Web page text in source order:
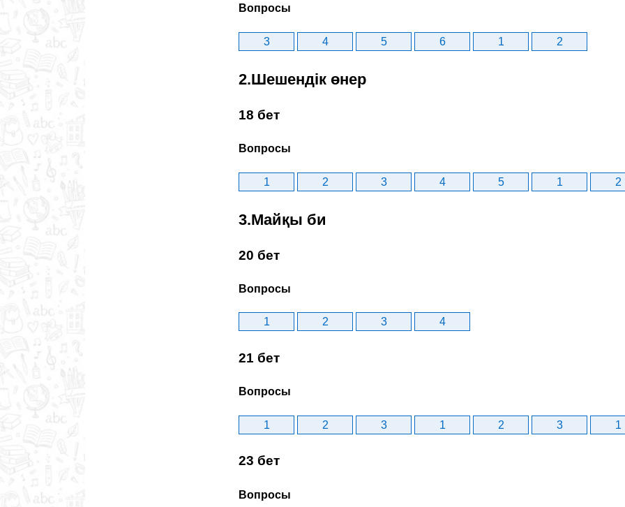
Вопросы
3 4 5 6 1 2
2.Шешендік өнер
18 бет
Вопросы
1 2 3 4 5 1 2
3.Майқы би
20 бет
Вопросы
1 2 3 4
21 бет
Вопросы
1 2 3 1 2 3 1
23 бет
Вопросы